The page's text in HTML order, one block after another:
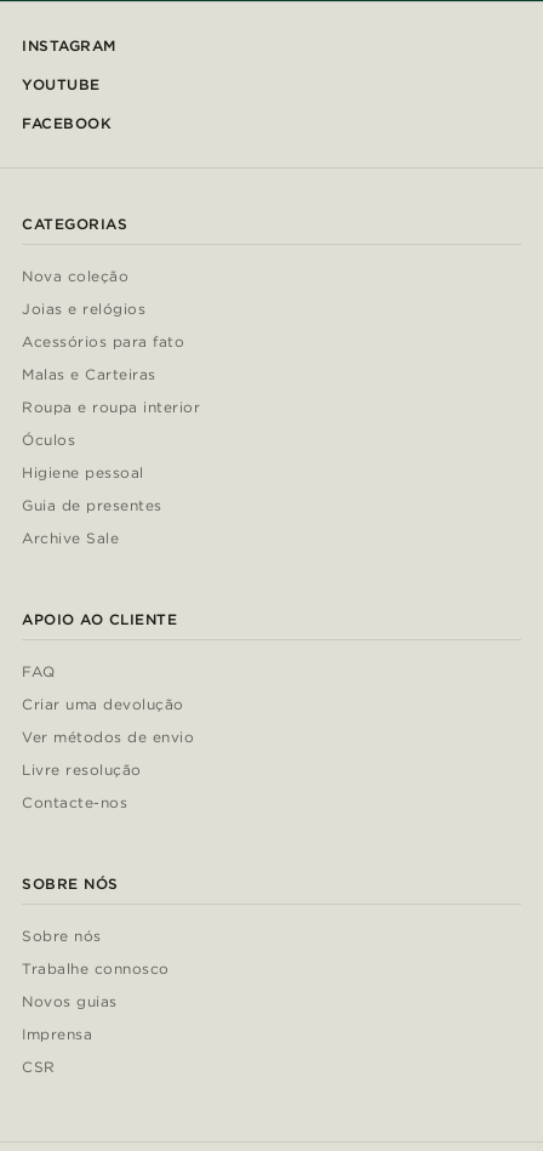
INSTAGRAM
YOUTUBE
FACEBOOK
CATEGORIAS
Nova coleção
Joias e relógios
Acessórios para fato
Malas e Carteiras
Roupa e roupa interior
Óculos
Higiene pessoal
Guia de presentes
Archive Sale
APOIO AO CLIENTE
FAQ
Criar uma devolução
Ver métodos de envio
Livre resolução
Contacte-nos
SOBRE NÓS
Sobre nós
Trabalhe connosco
Novos guias
Imprensa
CSR